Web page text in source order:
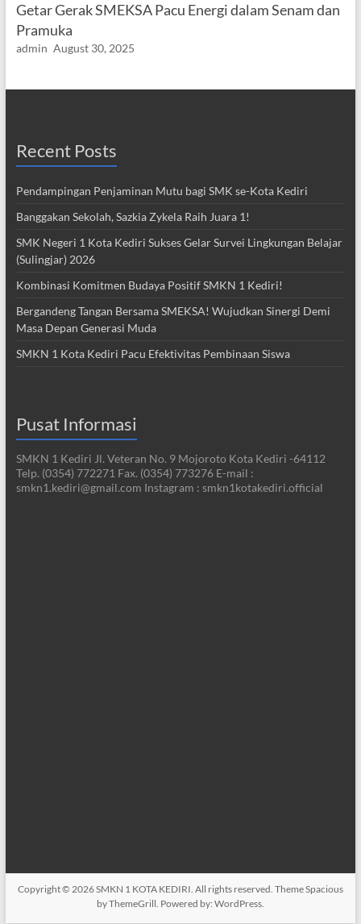
Getar Gerak SMEKSA Pacu Energi dalam Senam dan
Pramuka
admin August 30, 2025
Recent Posts
Pendampingan Penjaminan Mutu bagi SMK se-Kota Kediri
Banggakan Sekolah, Sazkia Zykela Raih Juara 1!
SMK Negeri 1 Kota Kediri Sukses Gelar Survei Lingkungan Belajar
(Sulingjar) 2026
Kombinasi Komitmen Budaya Positif SMKN 1 Kediri!
Bergandeng Tangan Bersama SMEKSA! Wujudkan Sinergi Demi
Masa Depan Generasi Muda
SMKN 1 Kota Kediri Pacu Efektivitas Pembinaan Siswa
Pusat Informasi
SMKN 1 Kediri Jl. Veteran No. 9 Mojoroto Kota Kediri -64112
Telp. (0354) 772271 Fax. (0354) 773276 E-mail :
smkn1.kediri@gmail.com Instagram : smkn1kotakediri.official
Copyright © 2026SMKN 1 KOTA KEDIRI. All rights reserved. ThemeSpacious
by ThemeGrill. Powered by: WordPress.